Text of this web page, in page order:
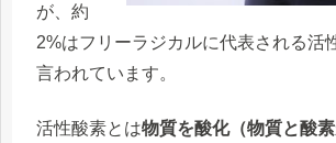
が、約
2%はフリーラジカルに代表される活
言われています。
活性酸素とは物質を酸化（物質と酸